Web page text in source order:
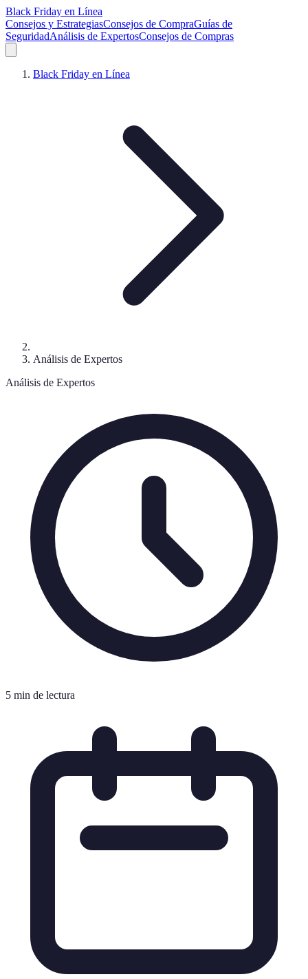
Black Friday en Línea
Consejos y EstrategiasConsejos de CompraGuías de
SeguridadAnálisis de ExpertosConsejos de Compras
Black Friday en Línea
Análisis de Expertos
Análisis de Expertos
5 min de lectura